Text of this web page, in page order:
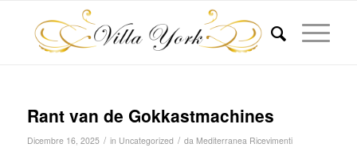
Rant van de Gokkastmachines
Dicembre 16, 2025 / in Uncategorized / da Mediterranea Ricevimenti